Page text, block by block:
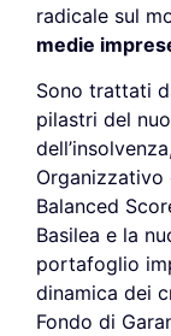
radicale sul
medie
Sono trattati
pilastri del
Balanced
Basilea e la
portafoglio
dinamica dei
Fondo di